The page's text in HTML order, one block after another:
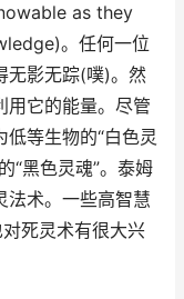
as they
。任何一位
无影无踪(噗)。然
用它的能量。尽管
等生物的“白色灵
“黑色灵魂”。泰姆
法术。一些高智慧
死灵术有很大兴